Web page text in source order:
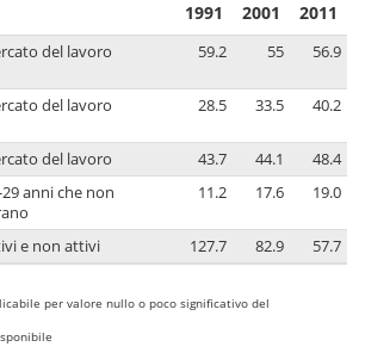
1991 2001 2011
del lavoro
59.2 55 56.9
del lavoro
28.5 33.5 40.2
del lavoro 43.7 44.1
48.4
anni che non
11.2 17.6 19.0
e non attivi 127.7 82.9 57.7
per valore nullo o poco significativo del